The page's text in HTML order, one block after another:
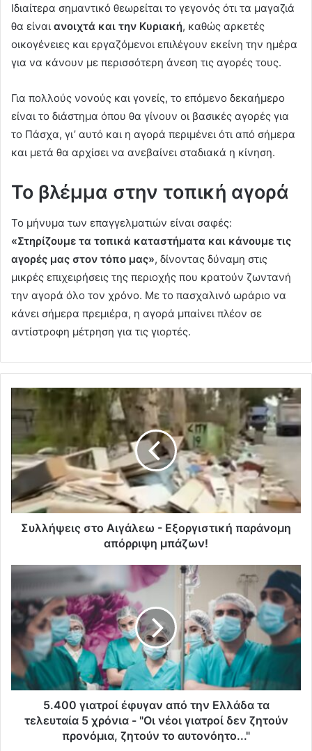
Ιδιαίτερα σημαντικό θεωρείται το γεγονός ότι τα μαγαζιά
θα είναι ανοιχτά και την Κυριακή, καθώς αρκετές
οικογένειες και εργαζόμενοι επιλέγουν εκείνη την ημέρα
για να κάνουν με περισσότερη άνεση τις αγορές τους.
Για πολλούς νονούς και γονείς, το επόμενο δεκαήμερο
είναι το διάστημα όπου θα γίνουν οι βασικές αγορές για
το Πάσχα, γι’ αυτό και η αγορά περιμένει ότι από σήμερα
και μετά θα αρχίσει να ανεβαίνει σταδιακά η κίνηση.
Το βλέμμα στην τοπική αγορά
Το μήνυμα των επαγγελματιών είναι σαφές:
«Στηρίζουμε τα τοπικά καταστήματα και κάνουμε τις
αγορές μας στον τόπο μας», δίνοντας δύναμη στις
μικρές επιχειρήσεις της περιοχής που κρατούν ζωντανή
την αγορά όλο τον χρόνο. Με το πασχαλινό ωράριο να
κάνει σήμερα πρεμιέρα, η αγορά μπαίνει πλέον σε
αντίστροφη μέτρηση για τις γιορτές.
Συλλήψεις στο Αιγάλεω - Εξοργιστική παράνομη
απόρριψη μπάζων!
5.400 γιατροί έφυγαν από την Ελλάδα τα
τελευταία 5 χρόνια - "Οι νέοι γιατροί δεν ζητούν
προνόμια, ζητούν το αυτονόητο..."